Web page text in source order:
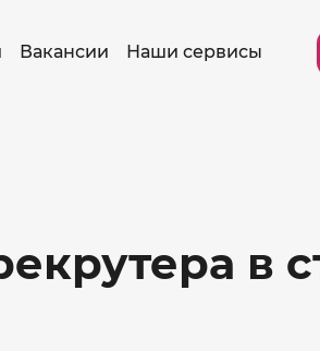
Вакансии Наши сервисы
в